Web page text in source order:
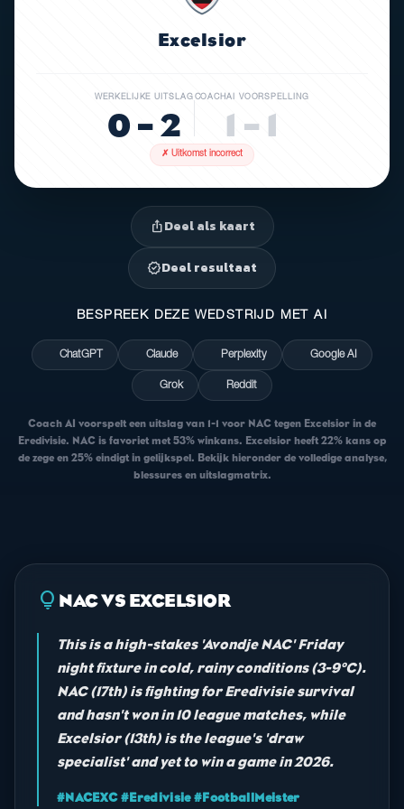
Excelsior
WERKELIJKE UITSLAG
0 – 2
COACHAI VOORSPELLING
1 – 1
✗ Uitkomst incorrect
ios_shareDeel als kaart
verifiedDeel resultaat
BESPREEK DEZE WEDSTRIJD MET AI
ChatGPT Claude Perplexity Google AI
Grok Reddit
Coach AI voorspelt een uitslag van 1-1 voor NAC tegen Excelsior in de
Eredivisie. NAC is favoriet met 53% winkans. Excelsior heeft 22% kans op
de zege en 25% eindigt in gelijkspel. Bekijk hieronder de volledige analyse,
blessures en uitslagmatrix.
lightbulb NAC VS EXCELSIOR
This is a high-stakes 'Avondje NAC' Friday
night fixture in cold, rainy conditions (3-9°C).
NAC (17th) is fighting for Eredivisie survival
and hasn't won in 10 league matches, while
Excelsior (13th) is the league's 'draw
specialist' and yet to win a game in 2026.
#NACEXC #Eredivisie #FootballMeister